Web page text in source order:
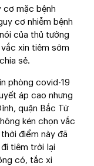
cơ mặc bệnh
cơ nhiễm bệnh
của thủ tướng
vắc xin tiêm sớm
sẻ.
phòng covid-19
áp cao nhưng
quận Bắc Từ
kén chọn vắc
điểm này đã
tiêm trời lại
có, tắc xi